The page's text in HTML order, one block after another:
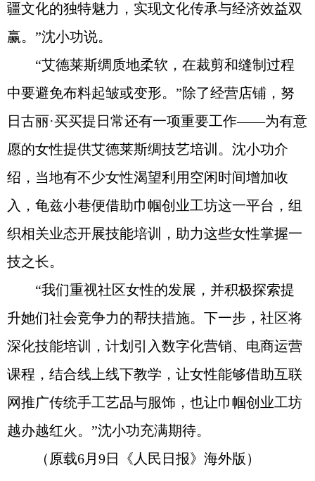
疆文化的独特魅力，实现文化传承与经济效益双
赢。”沈小功说。
“艾德莱斯绸质地柔软，在裁剪和缝制过程
中要避免布料起皱或变形。”除了经营店铺，努
日古丽·买买提日常还有一项重要工作——为有意
愿的女性提供艾德莱斯绸技艺培训。沈小功介
绍，当地有不少女性渴望利用空闲时间增加收
入，龟兹小巷便借助巾帼创业工坊这一平台，组
织相关业态开展技能培训，助力这些女性掌握一
技之长。
“我们重视社区女性的发展，并积极探索提
升她们社会竞争力的帮扶措施。下一步，社区将
深化技能培训，计划引入数字化营销、电商运营
课程，结合线上线下教学，让女性能够借助互联
网推广传统手工艺品与服饰，也让巾帼创业工坊
越办越红火。”沈小功充满期待。
（原载6月9日《人民日报》海外版）